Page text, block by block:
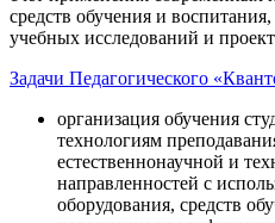
средств обучения и
учебных исследований и
Задачи Педагогического
организация обучения
технологиям
естественнонаучной и
направленностей с
оборудования, средств